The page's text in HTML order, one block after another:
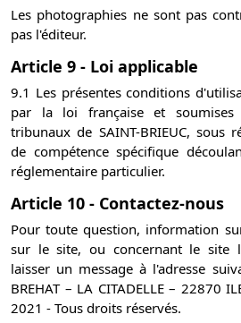
Les photographies ne sont pas
pas l'éditeur.
Article 9 - Loi applicable
9.1 Les présentes conditions
par la loi française et
tribunaux de SAINT-BRIEUC, sous
de compétence spécifique
réglementaire particulier.
Article 10 - Contactez-nous
Pour toute question, information
sur le site, ou concernant le site
laisser un message à l'adresse
BREHAT – LA CITADELLE – 22870
2021 - Tous droits réservés.